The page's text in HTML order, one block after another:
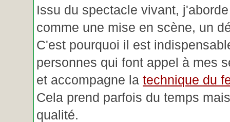
Issu du spectacle vivant,
comme une mise en scène, un
C'est pourquoi il est
personnes qui font appel à mes
et accompagne la technique du
Cela prend parfois du temps
qualité.